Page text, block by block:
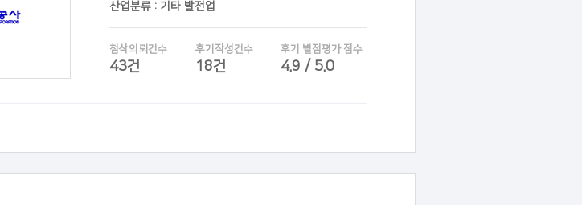
산업분류 : 기타 발전업
첨삭의뢰건수
43건
후기작성건수
18건
후기 별점평가 점수
4.9 / 5.0